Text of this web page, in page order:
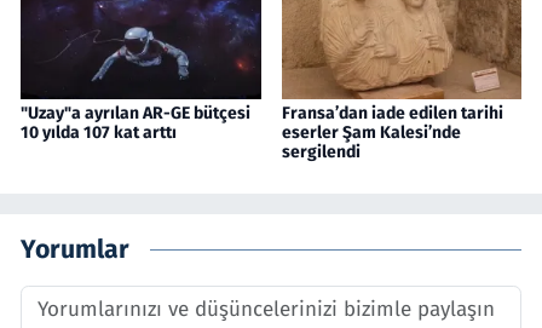
"Uzay"a ayrılan AR-GE bütçesi
10 yılda 107 kat arttı
Fransa’dan iade edilen tarihi
eserler Şam Kalesi’nde
sergilendi
Yorumlar